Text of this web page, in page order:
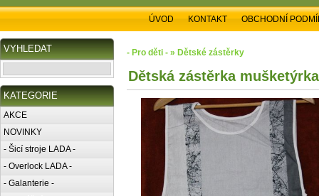
ÚVOD KONTAKT OBCHODNÍ
VYHLEDAT
KATEGORIE
AKCE
NOVINKY
- Šicí stroje LADA -
- Overlock LADA -
- Galanterie -
- Pro děti - » Dětské zástěrky
Dětská zástěrka